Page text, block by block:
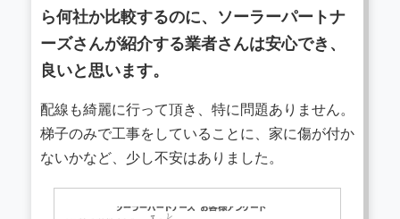
ら何社か比較するのに、ソーラーパートナ
ーズさんが紹介する業者さんは安心でき、
良いと思います。
配線も綺麗に行って頂き、特に問題ありません。
梯子のみで工事をしていることに、家に傷が付か
ないかなど、少し不安はありました。